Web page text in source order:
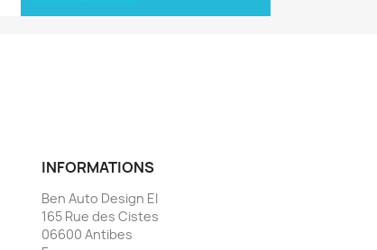
INFORMATIONS
Ben Auto Design EI
165 Rue des Cistes
06600 Antibes